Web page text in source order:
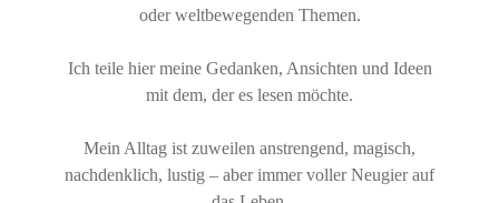
oder weltbewegenden Themen.
Ich teile hier meine Gedanken, Ansichten und Ideen
mit dem, der es lesen möchte.
Mein Alltag ist zuweilen anstrengend, magisch,
nachdenklich, lustig – aber immer voller Neugier auf